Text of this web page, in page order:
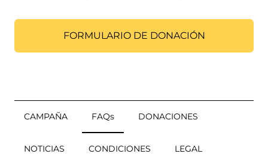
FORMULARIO DE DONACIÓN
CAMPAÑA FAQs DONACIONES
NOTICIAS CONDICIONES LEGAL